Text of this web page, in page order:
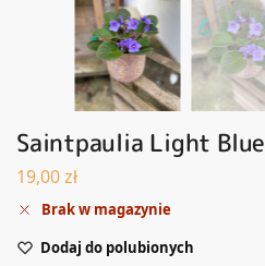
Saintpaulia Light Blue
19,00zł
Brak w magazynie
Dodaj do polubionych